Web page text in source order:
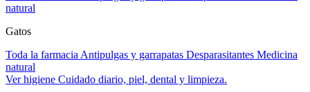
natural
Gatos
Toda la farmacia Antipulgas y garrapatas Desparasitantes Medicina
natural
Ver higiene Cuidado diario, piel, dental y limpieza.